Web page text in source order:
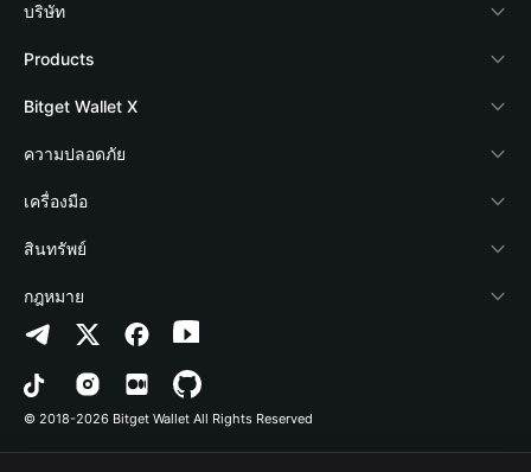
บริษัท
เกี่ยวกับ Bitget Wallet
Blog
Academy
ข่าวสารด้านคริปโต
ศูนย์ช่วยเหลือ
ติดต่อเรา
ทรัพยากรข้อมูลของแบรนด์
อาชีพ
Products
Crypto Card
Stablecoin Earn
Payfi Crypto
Crypto Swap API
Altcoin Season Index
Prediction Markets
DApp
Bitget Wallet X
นักพัฒนา
เชื่อมต่อ Wallet
Bitget Wallet Pay
ลิสต์โปรเจกต์
ความปลอดภัย
Protection Fund
เทคโนโลยีความปลอดภัย
เครื่องมือ
ซื้อคริปโต
การตรวจจับการอนุญาต
การตรวจจับสัญญา
การโอนเป็นชุด
สินทรัพย์
Arbitrum
Avalanche
Bitcoin
กฎหมาย
นโยบายความเป็นส่วนตัว
ข้อตกลงในการใช้บริการ
© 2018-2026 Bitget Wallet All Rights Reserved